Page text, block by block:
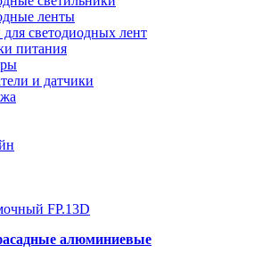
ленты
светодиодных лент
питания
и датчики
алюминиевые